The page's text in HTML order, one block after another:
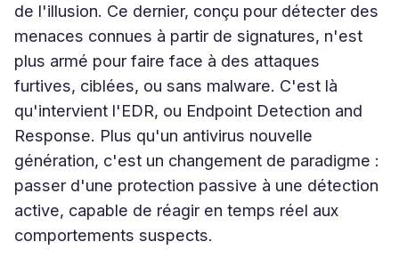
de l'illusion. Ce dernier, conçu pour détecter des
menaces connues à partir de signatures, n'est
plus armé pour faire face à des attaques
furtives, ciblées, ou sans malware. C'est là
qu'intervient l'EDR, ou Endpoint Detection and
Response. Plus qu'un antivirus nouvelle
génération, c'est un changement de paradigme :
passer d'une protection passive à une détection
active, capable de réagir en temps réel aux
comportements suspects.